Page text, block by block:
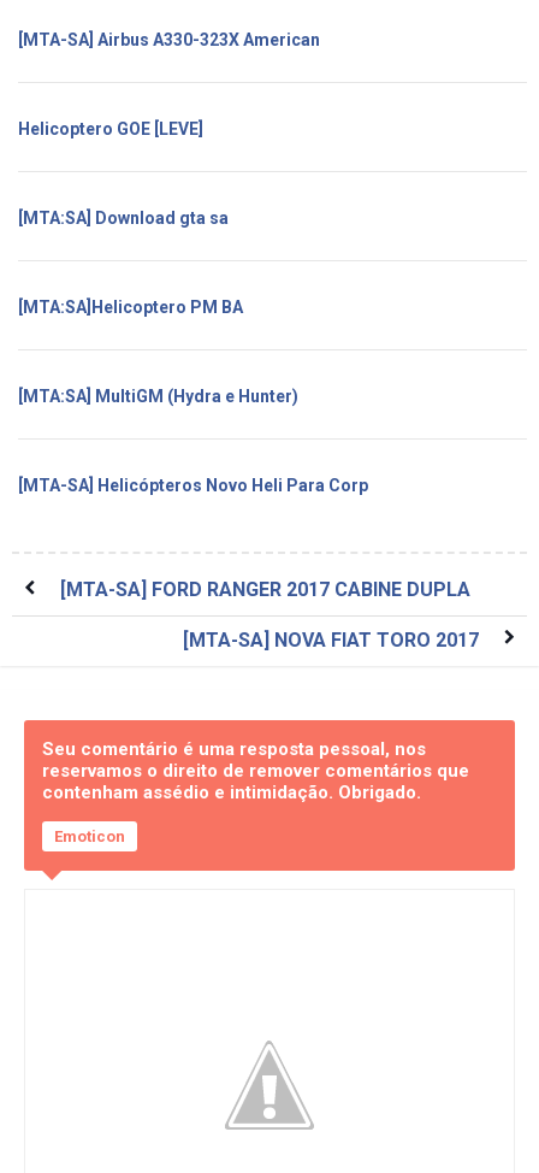
[MTA-SA] Airbus A330-323X American
Helicoptero GOE [LEVE]
[MTA:SA] Download gta sa
[MTA:SA]Helicoptero PM BA
[MTA:SA] MultiGM (Hydra e Hunter)
[MTA-SA] Helicópteros Novo Heli Para Corp
[MTA-SA] FORD RANGER 2017 CABINE DUPLA
[MTA-SA] NOVA FIAT TORO 2017
Seu comentário é uma resposta pessoal, nos
reservamos o direito de remover comentários que
contenham assédio e intimidação. Obrigado.
Emoticon